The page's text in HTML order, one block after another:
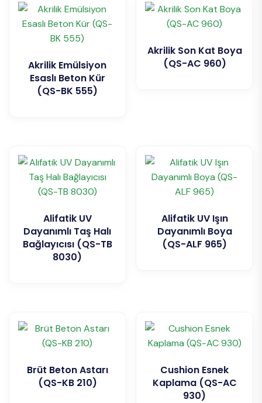
Akrilik Emülsiyon
Esaslı Beton Kür
(QS-BK 555)
Akrilik Son Kat Boya
(QS-AC 960)
Alifatik UV
Dayanımlı Taş Halı
Bağlayıcısı (QS-TB
8030)
Alifatik UV Işın
Dayanımlı Boya
(QS-ALF 965)
Brüt Beton Astarı
(QS-KB 210)
Cushion Esnek
Kaplama (QS-AC
930)